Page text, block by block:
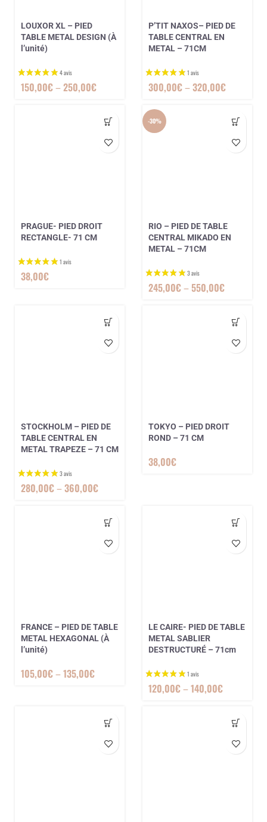
LOUXOR XL – PIED
TABLE METAL DESIGN (À
l’unité)
150,00€–250,00€
P’TIT NAXOS– PIED DE
TABLE CENTRAL EN
METAL – 71CM
300,00€–320,00€
PRAGUE- PIED DROIT
RECTANGLE- 71 CM
38,00€
-30%
RIO – PIED DE TABLE
CENTRAL MIKADO EN
METAL – 71CM
245,00€– 550,00€
STOCKHOLM – PIED DE
TABLE CENTRAL EN
METAL TRAPEZE – 71 CM
280,00€–360,00€
TOKYO – PIED DROIT
ROND – 71 CM
38,00€
FRANCE – PIED DE TABLE
METAL HEXAGONAL (À
l’unité)
105,00€–135,00€
LE CAIRE- PIED DE TABLE
METAL SABLIER
DESTRUCTURÉ – 71cm
120,00€–140,00€